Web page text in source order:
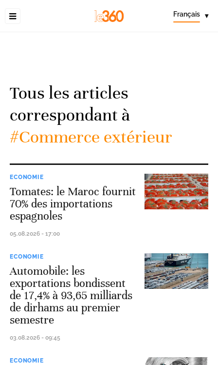
Français ▾
Tous les articles
correspondant à
#Commerce extérieur
ECONOMIE
Tomates: le Maroc fournit
70% des importations
espagnoles
05.08.2026 - 17:00
ECONOMIE
Automobile: les
exportations bondissent
de 17,4% à 93,65 milliards
de dirhams au premier
semestre
03.08.2026 - 09:45
ECONOMIE